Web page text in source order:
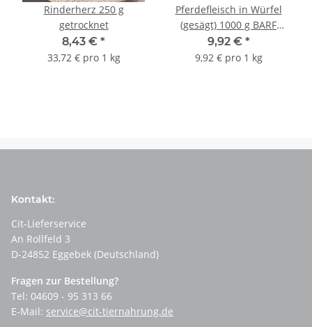
Rinderherz 250 g
getrocknet
8,43 € *
33,72 € pro 1 kg
Pferdefleisch in Würfel
(gesägt) 1000 g BARF
Frostfutter
9,92 € *
9,92 € pro 1 kg
Kontakt:
Cit-Lieferservice
An Rollfeld 3
D-24852 Eggebek (Deutschland)
Fragen zur Bestellung?
Tel: 04609 - 95 313 66
E-Mail: service@cit-tiernahrung.de